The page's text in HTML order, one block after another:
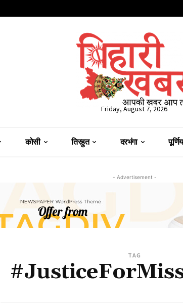
Friday, August 7, 2026
कोसी तिरहुत दरभंगा
- Advertisement -
TAG